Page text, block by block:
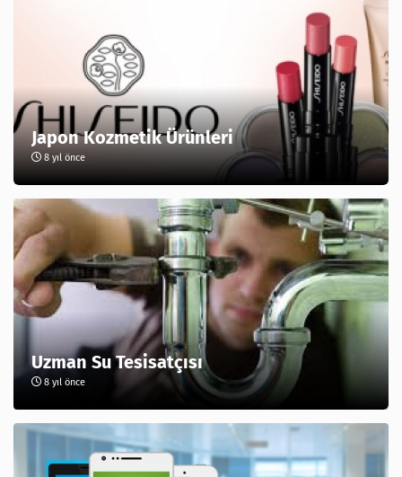
Japon Kozmetik Ürünleri
8 yıl önce
Uzman Su Tesisatçısı
8 yıl önce